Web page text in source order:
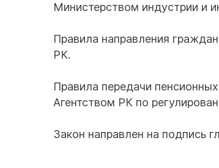
Министерством индустрии и
Правила направления
РК.
Правила передачи
Агентством РК по
Закон направлен на подпись